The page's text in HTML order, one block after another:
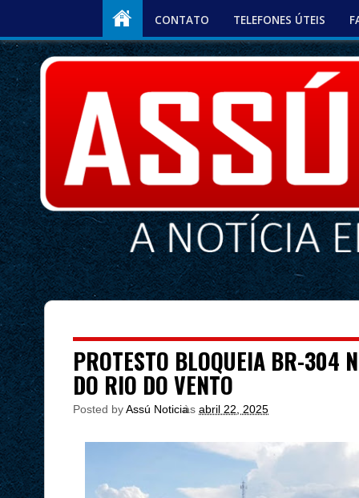
CONTATO TELEFONES ÚTEIS
PROTESTO BLOQUEIA BR-304
DO RIO DO VENTO
Posted byAssú Noticia
às abril 22, 2025